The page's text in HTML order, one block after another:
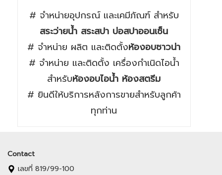
# จำหน่ายอุปกรณ์ และเคมีภัณฑ์ สำหรับ
สระว่ายน้ำ สระสปา บ่อสปาออนเซ็น
# จำหน่าย ผลิต และติดตั้งห้องอบซาวน่า
# จำหน่าย และติดตั้ง เครื่องกำเนิดไอน้ำ
สำหรับห้องอบไอน้ำ ห้องสตรีม
# ยินดีให้บริการหลังการขายสำหรับลูกค้า
ทุกท่าน
Contact
เลขที่ 819/99-100